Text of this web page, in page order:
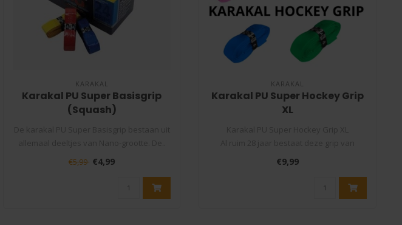
KARAKAL
Karakal PU Super Basisgrip
(Squash)
€5,99 €4,99
KARAKAL
Karakal PU Super Hockey Grip
XL
Karakal ..
€9,99